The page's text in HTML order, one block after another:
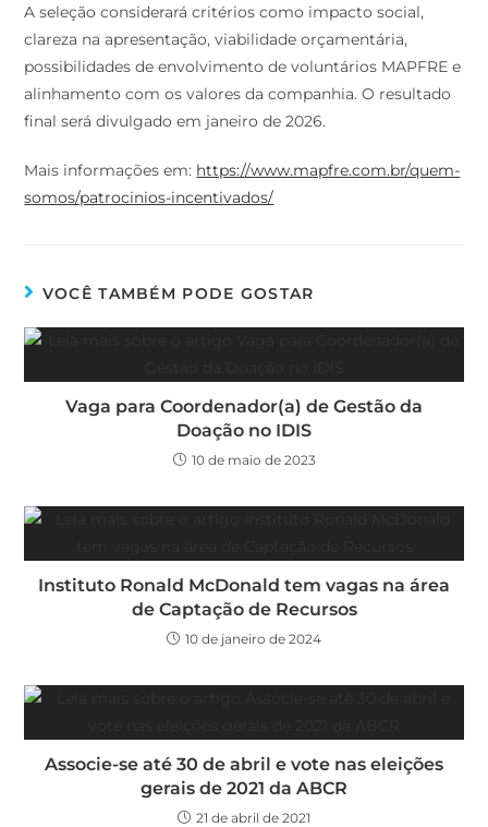
A seleção considerará critérios como impacto social,
clareza na apresentação, viabilidade orçamentária,
possibilidades de envolvimento de voluntários MAPFRE e
alinhamento com os valores da companhia. O resultado
final será divulgado em janeiro de 2026.
Mais informações em: https://www.mapfre.com.br/quem-
somos/patrocinios-incentivados/
VOCÊ TAMBÉM PODE GOSTAR
Vaga para Coordenador(a) de Gestão da
Doação no IDIS
10 de maio de 2023
Instituto Ronald McDonald tem vagas na área
de Captação de Recursos
10 de janeiro de 2024
Associe-se até 30 de abril e vote nas eleições
gerais de 2021 da ABCR
21 de abril de 2021